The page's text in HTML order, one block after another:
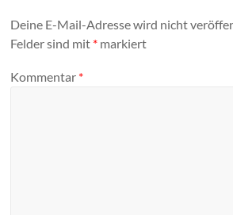
Deine E-Mail-Adresse wird nicht
Felder sind mit * markiert
Kommentar *